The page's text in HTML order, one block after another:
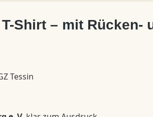
Shirt – mit Rücken-
Tessin